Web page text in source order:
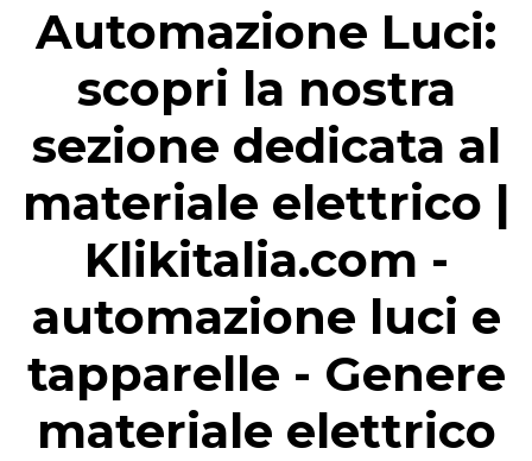
Automazione Luci:
scopri la nostra
sezione dedicata al
materiale elettrico |
Klikitalia.com -
automazione luci e
tapparelle - Genere
materiale elettrico